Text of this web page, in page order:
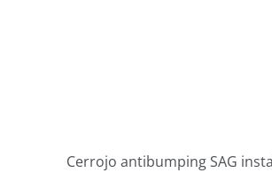
Cerrojo antibumping SAG